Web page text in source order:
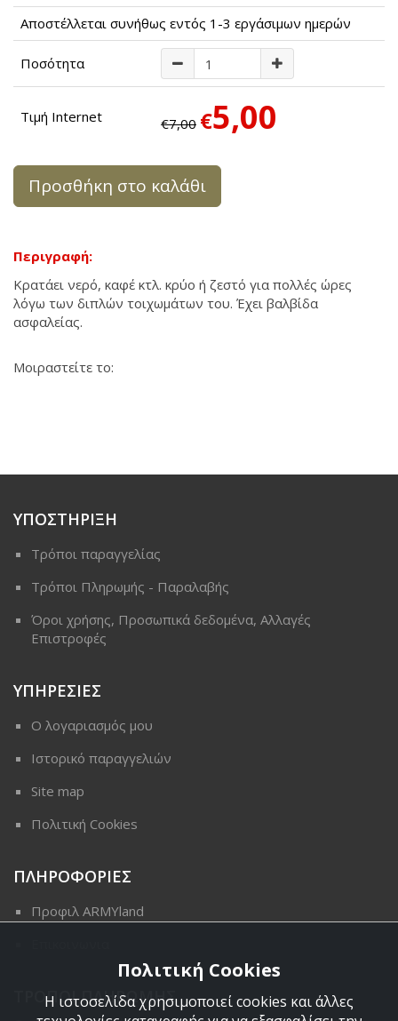
Αποστέλλεται συνήθως εντός 1-3 εργάσιμων ημερών
Ποσότητα
Τιμή Internet €7,00 €5,00
Προσθήκη στο καλάθι
Περιγραφή:
Κρατάει νερό, καφέ κτλ. κρύο ή ζεστό για πολλές ώρες
λόγω των διπλών τοιχωμάτων του. Έχει βαλβίδα
ασφαλείας.
Μοιραστείτε το:
ΥΠΟΣΤΗΡΙΞΗ
Τρόποι παραγγελίας
Τρόποι Πληρωμής - Παραλαβής
Όροι χρήσης, Προσωπικά δεδομένα, Αλλαγές
Επιστροφές
ΥΠΗΡΕΣΙΕΣ
Ο λογαριασμός μου
Ιστορικό παραγγελιών
Site map
Πολιτική Cookies
ΠΛΗΡΟΦΟΡΙΕΣ
Προφιλ ARMYland
ΤΡΟΠΟΙ ΠΛΗΡΩΜΗΣ
Πολιτική Cookies
Η ιστοσελίδα χρησιμοποιεί cookies και άλλες